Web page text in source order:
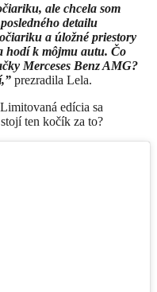
ale chcela som
detailu
a úložné priestory
hodí k môjmu autu. Čo
Merceses Benz AMG?
prezradila Lela.
edícia sa
ten kočík za to?